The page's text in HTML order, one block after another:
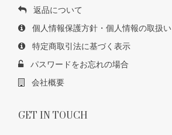
返品について
個人情報保護方針・個人情報の取扱い
特定商取引法に基づく表示
パスワードをお忘れの場合
会社概要
GET IN TOUCH